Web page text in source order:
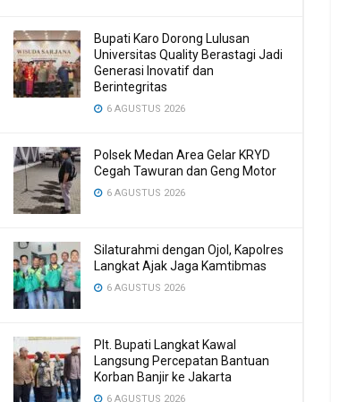
Bupati Karo Dorong Lulusan
Universitas Quality Berastagi Jadi
Generasi Inovatif dan
Berintegritas
6 AGUSTUS 2026
Polsek Medan Area Gelar KRYD
Cegah Tawuran dan Geng Motor
6 AGUSTUS 2026
Silaturahmi dengan Ojol, Kapolres
Langkat Ajak Jaga Kamtibmas
6 AGUSTUS 2026
Plt. Bupati Langkat Kawal
Langsung Percepatan Bantuan
Korban Banjir ke Jakarta
6 AGUSTUS 2026